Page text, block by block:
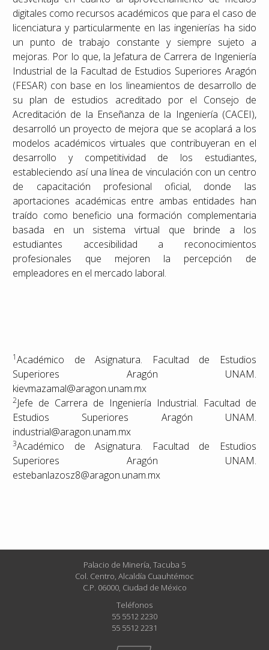
digitales como recursos académicos que para el caso de
licenciatura y particularmente en las ingenierías ha sido
un punto de trabajo constante y siempre sujeto a
mejoras. Por lo que, la Jefatura de Carrera de Ingeniería
Industrial de la Facultad de Estudios Superiores Aragón
(FESAR) con base en los lineamientos de desarrollo de
su plan de estudios acreditado por el Consejo de
Acreditación de la Enseñanza de la Ingeniería (CACEI),
desarrolló un proyecto de mejora que se acoplará a los
modelos académicos virtuales que contribuyeran en el
desarrollo y competitividad de los estudiantes,
estableciendo así una línea de vinculación con un centro
de capacitación profesional oficial, donde las
aportaciones académicas entre ambas entidades han
traído como beneficio una formación complementaria
basada en un sistema virtual que brinde a los
estudiantes accesibilidad a reconocimientos
profesionales que mejoren la percepción de
empleadores en el mercado laboral.
1Académico de Asignatura. Facultad de Estudios
Superiores Aragón UNAM.
kievmazamal@aragon.unam.mx
2Jefe de Carrera de Ingeniería Industrial. Facultad de
Estudios Superiores Aragón UNAM.
industrial@aragon.unam.mx
3Académico de Asignatura. Facultad de Estudios
Superiores Aragón UNAM.
estebanlazosz8@aragon.unam.mx
Palacio de Minería, Tacuba 5
Col. Centro, Alcaldía Cuauhtémoc
C.P. 06000, Ciudad de México
Teléfonos
55 5512 2230
55 5512 2231